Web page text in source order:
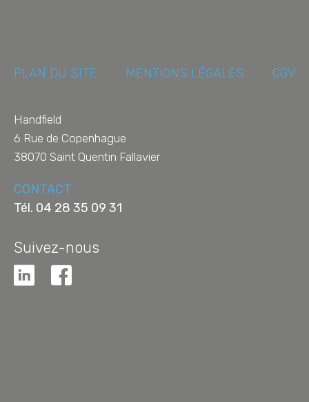
PLAN DU SITE MENTIONS LÉGALES CGV
Handfield
6 Rue de Copenhague
38070 Saint Quentin Fallavier
CONTACT
Tél. 04 28 35 09 31
Suivez-nous